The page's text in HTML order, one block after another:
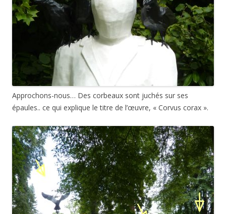
Approchons-nous… Des corbeaux sont juchés sur ses
épaules.. ce qui explique le titre de l’œuvre, « Corvus corax ».